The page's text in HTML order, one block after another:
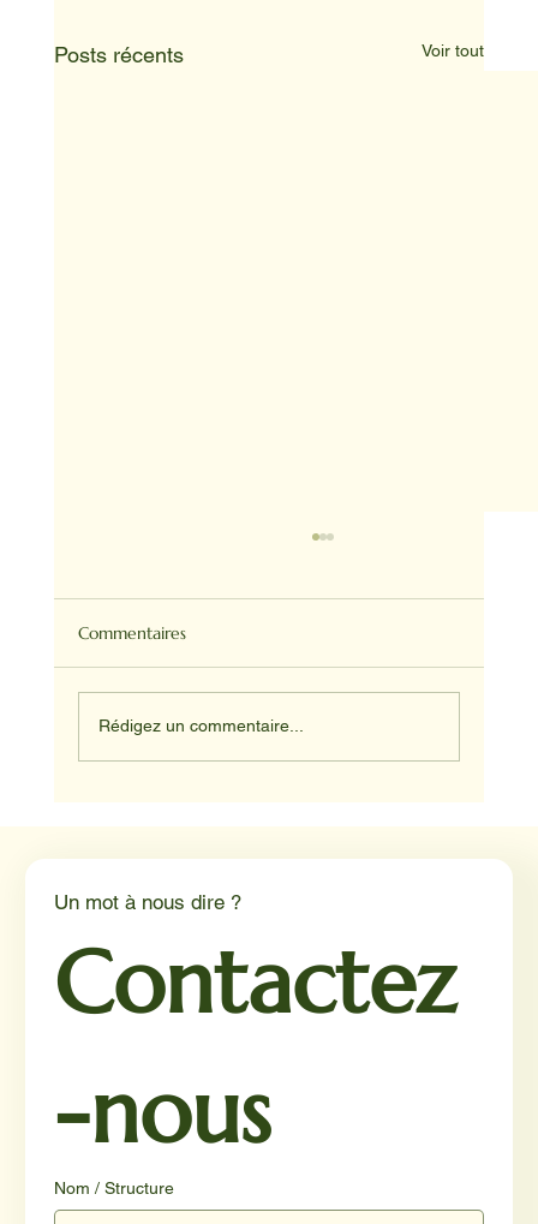
Posts récents Voir tout
Commentaires
Rédigez un commentaire...
Un mot à nous dire ?
Contactez
-nous
Nom / Structure